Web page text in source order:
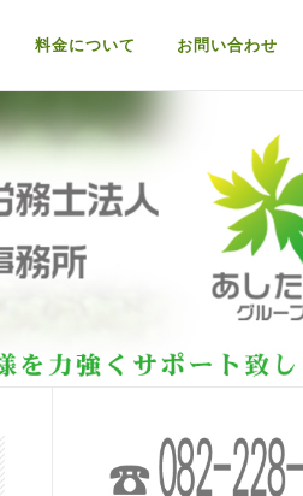
料金について お問い合わせ